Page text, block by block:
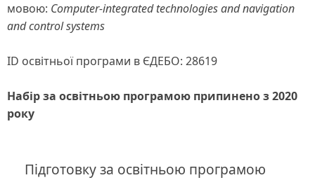
мовою: Computer-integrated technologies and navigation
and control systems
ID освітньої програми в ЄДЕБО: 28619
Набір за освітньою програмою припинено з 2020
року
Підготовку за освітньою програмою